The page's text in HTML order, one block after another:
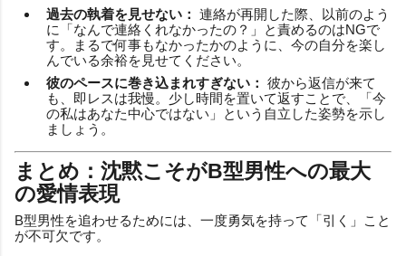
過去の執着を見せない： 連絡が再開した際、以前のよう
に「なんで連絡くれなかったの？」と責めるのはNGで
す。まるで何事もなかったかのように、今の自分を楽し
んでいる余裕を見せてください。
彼のペースに巻き込まれすぎない： 彼から返信が来て
も、即レスは我慢。少し時間を置いて返すことで、「今
の私はあなた中心ではない」という自立した姿勢を示し
ましょう。
まとめ：沈黙こそがB型男性への最大
の愛情表現
B型男性を追わせるためには、一度勇気を持って「引く」こと
が不可欠です。